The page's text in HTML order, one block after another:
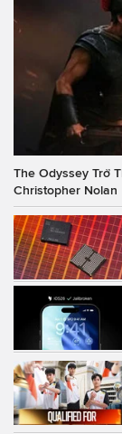
The Odyssey Trở
Christopher Nolan